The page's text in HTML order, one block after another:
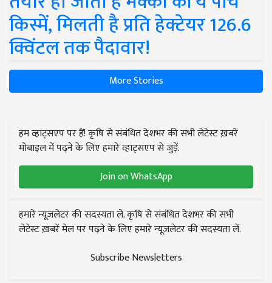
किस्में, मिलती है प्रति हेक्टेयर 126.6
क्विंटल तक पैदावार!
More Stories
हम व्हाट्सएप पर हैं! कृषि से संबंधित देशभर की सभी लेटेस्ट ख़बरें
मोबाइल में पढ़ने के लिए हमारे व्हाट्सएप से जुड़ें.
Join on WhatsApp
हमारे न्यूज़लेटर की सदस्यता लें. कृषि से संबंधित देशभर की सभी
लेटेस्ट ख़बरें मेल पर पढ़ने के लिए हमारे न्यूज़लेटर की सदस्यता लें.
Subscribe Newsletters